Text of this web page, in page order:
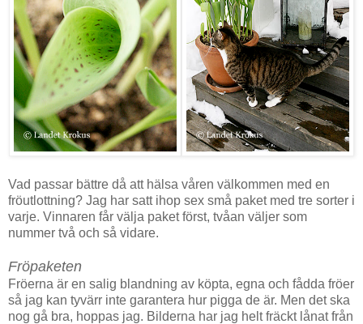
Vad passar bättre då att hälsa våren välkommen med en
fröutlottning? Jag har satt ihop sex små paket med tre sorter i
varje. Vinnaren får välja paket först, tvåan väljer som
nummer två och så vidare.
Fröpaketen
Fröerna är en salig blandning av köpta, egna och fådda fröer
så jag kan tyvärr inte garantera hur pigga de är. Men det ska
nog gå bra, hoppas jag. Bilderna har jag helt fräckt lånat från